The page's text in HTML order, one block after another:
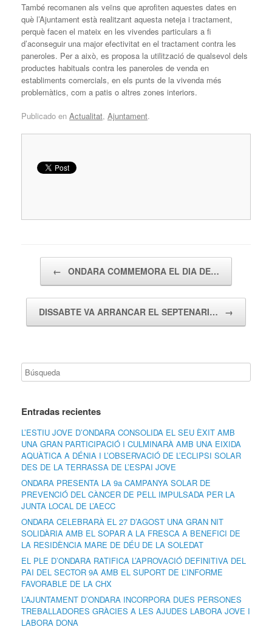
També recomanen als veïns que aprofiten aquestes dates en
què l’Ajuntament està realitzant aquesta neteja i tractament,
perquè facen el mateix en les vivendes particulars a fi
d’aconseguir una major efectivitat en el tractament contra les
paneroles. Per a això, es proposa la utilització de qualsevol dels
productes habituals contra les paneroles de venda en
establiments comercials, en els punts de la vivenda més
problemàtics, com a patis o altres zones interiors.
Publicado en Actualitat, Ajuntament.
← ONDARA COMMEMORA EL DIA DE…
DISSABTE VA ARRANCAR EL SEPTENARI… →
Entradas recientes
L’ESTIU JOVE D’ONDARA CONSOLIDA EL SEU ÈXIT AMB
UNA GRAN PARTICIPACIÓ I CULMINARÀ AMB UNA EIXIDA
AQUÀTICA A DÉNIA I L’OBSERVACIÓ DE L’ECLIPSI SOLAR
DES DE LA TERRASSA DE L’ESPAI JOVE
ONDARA PRESENTA LA 9a CAMPANYA SOLAR DE
PREVENCIÓ DEL CÀNCER DE PELL IMPULSADA PER LA
JUNTA LOCAL DE L’AECC
ONDARA CELEBRARÀ EL 27 D’AGOST UNA GRAN NIT
SOLIDÀRIA AMB EL SOPAR A LA FRESCA A BENEFICI DE
LA RESIDÈNCIA MARE DE DÉU DE LA SOLEDAT
EL PLE D’ONDARA RATIFICA L’APROVACIÓ DEFINITIVA DEL
PAI DEL SECTOR 9A AMB EL SUPORT DE L’INFORME
FAVORABLE DE LA CHX
L’AJUNTAMENT D’ONDARA INCORPORA DUES PERSONES
TREBALLADORES GRÀCIES A LES AJUDES LABORA JOVE I
LABORA DONA